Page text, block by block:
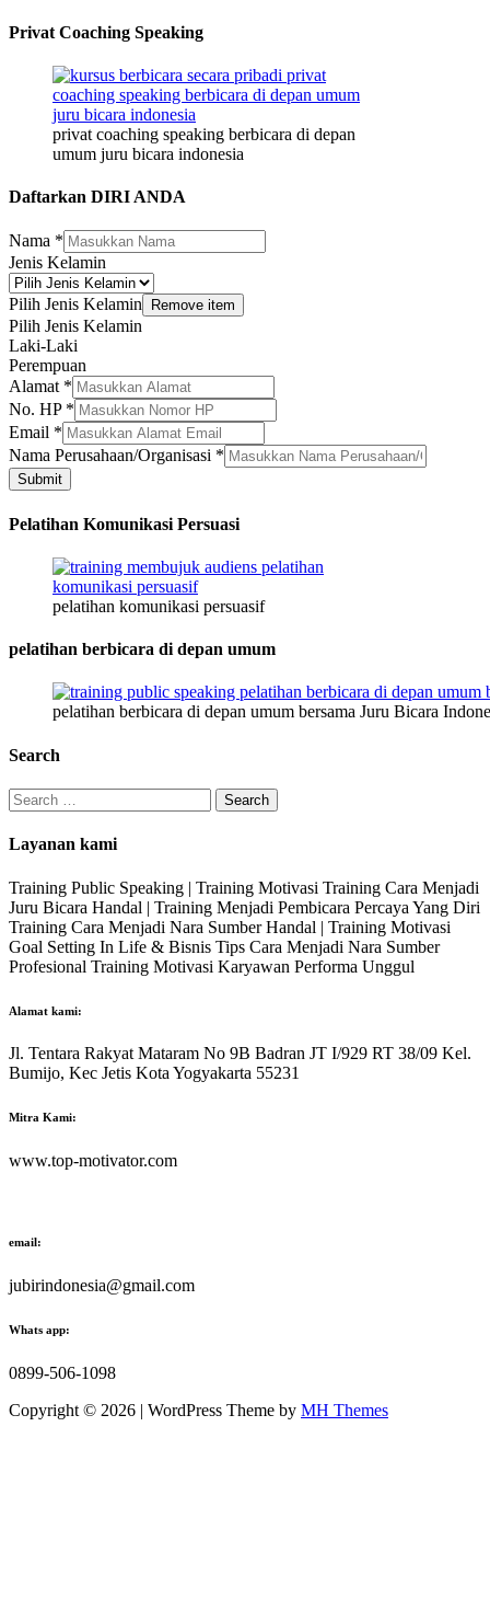
Privat Coaching Speaking
privat coaching speaking berbicara di depan
umum juru bicara indonesia
Daftarkan DIRI ANDA
Nama *
Nama
*
Perusahaan/Organisasi
Jenis Kelamin
Pilih Jenis Kelamin Remove item
Pilih Jenis Kelamin
Laki-Laki
Perempuan
Alamat *
No. HP *
Email *
Nama Perusahaan/Organisasi *
Submit
Pelatihan Komunikasi Persuasi
pelatihan komunikasi persuasif
pelatihan berbicara di depan umum
pelatihan berbicara di depan umum bersama Juru Bicara
Search
Search
for:
Layanan kami
Training Public Speaking | Training Motivasi Training Cara Menjadi
Juru Bicara Handal | Training Menjadi Pembicara Percaya Yang Diri
Training Cara Menjadi Nara Sumber Handal | Training Motivasi
Goal Setting In Life & Bisnis Tips Cara Menjadi Nara Sumber
Profesional Training Motivasi Karyawan Performa Unggul
Alamat kami:
Jl. Tentara Rakyat Mataram No 9B Badran JT I/929 RT 38/09 Kel.
Bumijo, Kec Jetis Kota Yogyakarta 55231
Mitra Kami:
www.top-motivator.com
email:
jubirindonesia@gmail.com
Whats app:
0899-506-1098
Copyright © 2026 | WordPress Theme by MH Themes